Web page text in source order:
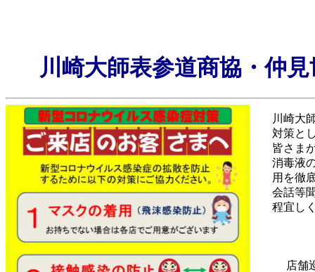
川崎大
対策と
皆さま
消毒液
用を徹
会話等
程宜し
店舗
川崎大師表参道商協・仲